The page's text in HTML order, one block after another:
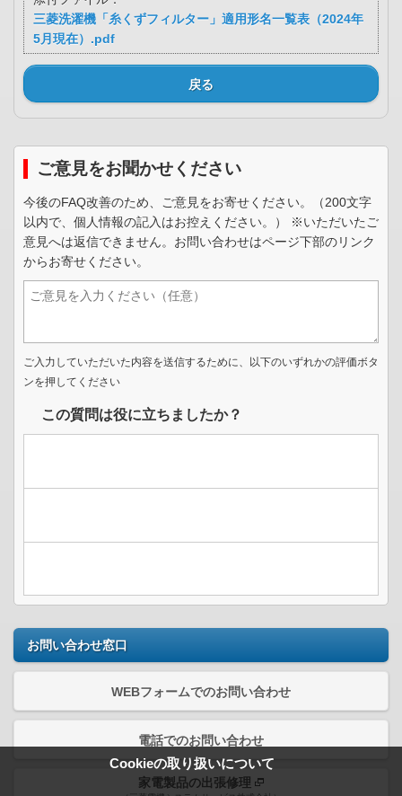
Cookieの取り扱いについて
三菱洗濯機「糸くずフィルター」適用形名一覧表（2024年
5月現在）.pdf
戻る
ご意見をお聞かせください
今後のFAQ改善のため、ご意見をお寄せください。（200文字
以内で、個人情報の記入はお控えください。） ※いただいたご
意見へは返信できません。お問い合わせはページ下部のリンク
からお寄せください。
ご入力していただいた内容を送信するために、以下のいずれかの評価ボタ
ンを押してください
この質問は役に立ちましたか？
お問い合わせ窓口
WEBフォームでのお問い合わせ
電話でのお問い合わせ
家電製品の出張修理